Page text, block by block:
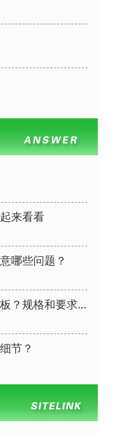
来看看
哪些问题？
如何逐步在机房中构建防静电地板？规格和要求？
节？